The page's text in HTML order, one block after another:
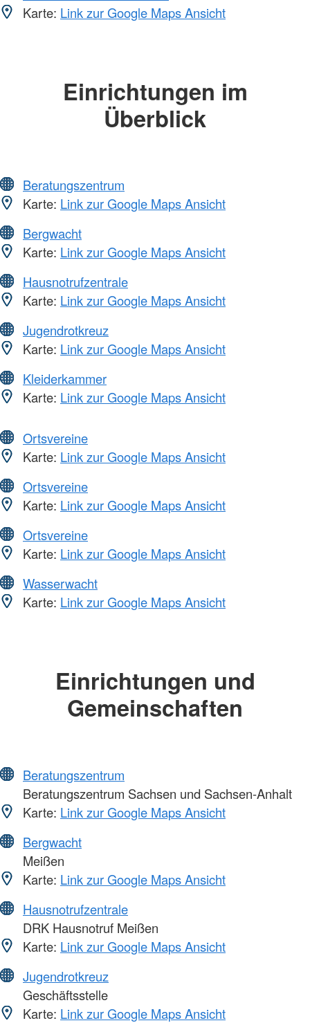
Karte: Link zur Google Maps Ansicht
Einrichtungen im
Überblick
Beratungszentrum
Karte: Link zur Google Maps Ansicht
Bergwacht
Karte: Link zur Google Maps Ansicht
Hausnotrufzentrale
Karte: Link zur Google Maps Ansicht
Jugendrotkreuz
Karte: Link zur Google Maps Ansicht
Kleiderkammer
Karte: Link zur Google Maps Ansicht
Ortsvereine
Karte: Link zur Google Maps Ansicht
Ortsvereine
Karte: Link zur Google Maps Ansicht
Ortsvereine
Karte: Link zur Google Maps Ansicht
Wasserwacht
Karte: Link zur Google Maps Ansicht
Einrichtungen und
Gemeinschaften
Beratungszentrum
Beratungszentrum Sachsen und Sachsen-Anhalt
Karte: Link zur Google Maps Ansicht
Bergwacht
Meißen
Karte: Link zur Google Maps Ansicht
Hausnotrufzentrale
DRK Hausnotruf Meißen
Karte: Link zur Google Maps Ansicht
Jugendrotkreuz
Geschäftsstelle
Karte: Link zur Google Maps Ansicht